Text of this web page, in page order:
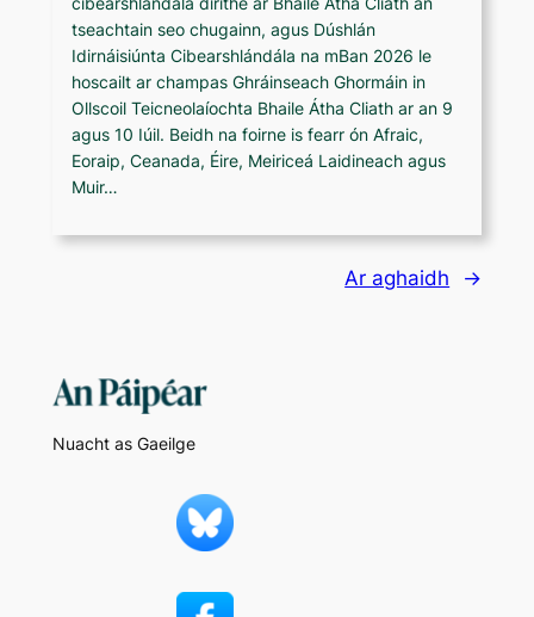
tseachtain seo chugainn, agus Dúshlán
Idirnáisiúnta Cibearshlándála na mBan 2026 le
hoscailt ar champas Ghráinseach Ghormáin in
Ollscoil Teicneolaíochta Bhaile Átha Cliath ar an 9
agus 10 Iúil. Beidh na foirne is fearr ón Afraic,
Eoraip, Ceanada, Éire, Meiriceá Laidineach agus
Muir…
Ar aghaidh →
Nuacht as Gaeilge